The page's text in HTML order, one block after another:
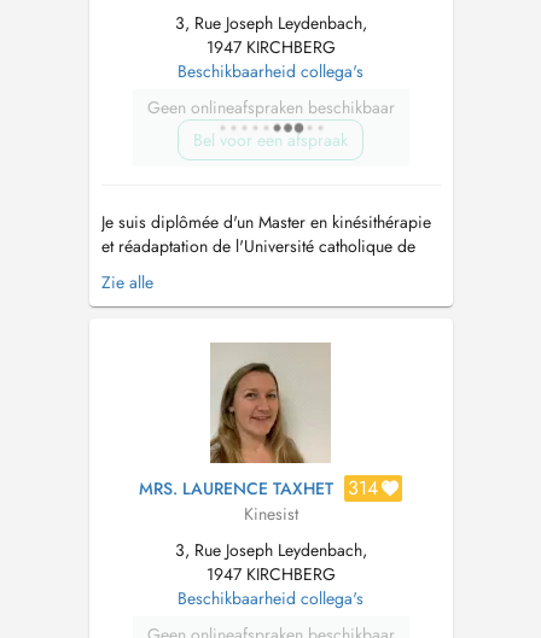
3, Rue Joseph Leydenbach,
1947 KIRCHBERG
Beschikbaarheid collega's
Geen onlineafspraken beschikbaar
Bel voor een afspraak
Je suis diplômée d'un Master en kinésithérapie
et réadaptation de l'Université catholique de
Louvain (Belgique). Je me suis formée dans le
traitement des pathologies de l'épaule, avec un
(épaules gelées). J'ai également suivi une
Zie alle
MRS. LAURENCE TAXHET 314
Kinesist
3, Rue Joseph Leydenbach,
1947 KIRCHBERG
Beschikbaarheid collega's